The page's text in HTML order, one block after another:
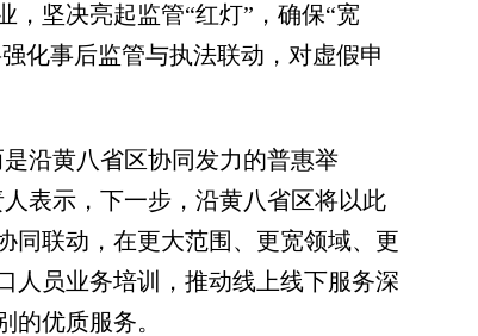
，坚决亮起监管“红灯”，确保“宽
化事后监管与执法联动，对虚假申
沿黄八省区协同发力的普惠举
表示，下一步，沿黄八省区将以此
同联动，在更大范围、更宽领域、更
人员业务培训，推动线上线下服务深
的优质服务。